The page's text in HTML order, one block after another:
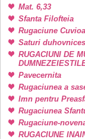
Mat. 6,33
Sfanta Filofteia
Rugaciune
Saturi
RUGACIUNI DE
Pavecernita
Rugaciunea a
Imn pentru
Rugaciunea
Rugaciune-
RUGACIUNE